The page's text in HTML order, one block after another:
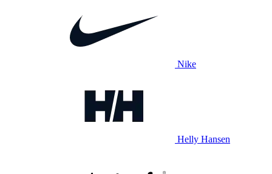
Nike
Helly Hansen